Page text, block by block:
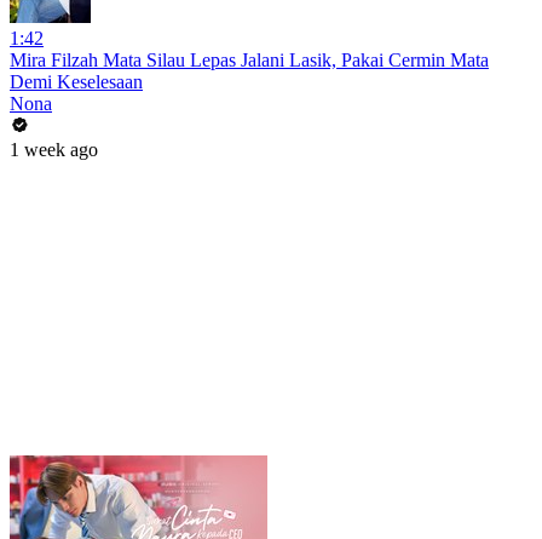
1:42
Mira Filzah Mata Silau Lepas Jalani Lasik, Pakai Cermin Mata
Demi Keselesaan
Nona
1 week ago